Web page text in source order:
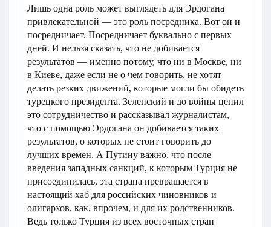
Лишь одна роль может выглядеть для Эрдогана
привлекательной — это роль посредника. Вот он и
посредничает. Посредничает буквально с первых
дней. И нельзя сказать, что не добивается
результатов — именно потому, что ни в Москве, ни
в Киеве, даже если не о чем говорить, не хотят
делать резких движений, которые могли бы обидеть
турецкого президента. Зеленский и до войны ценил
это сотрудничество и рассказывал журналистам,
что с помощью Эрдогана он добивается таких
результатов, о которых не стоит говорить до
лучших времен. А Путину важно, что после
введения западных санкций, к которым Турция не
присоединилась, эта страна превращается в
настоящий хаб для российских чиновников и
олигархов, как, впрочем, и для их родственников.
Ведь только Турция из всех восточных стран